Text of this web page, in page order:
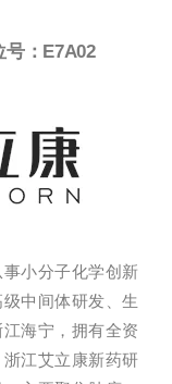
：E7A02
小分子化学创新
中间体研发、生
海宁，拥有全资
江艾立康新药研